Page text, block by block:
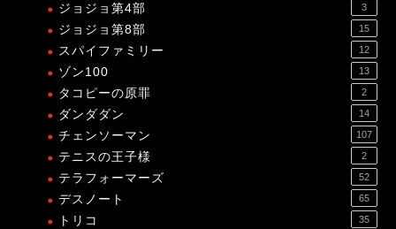
ジョジョ第4部 3
ジョジョ第8部 15
スパイファミリー 12
ゾン100 13
タコピーの原罪 2
ダンダダン 14
チェンソーマン 107
テニスの王子様 2
テラフォーマーズ 52
デスノート 65
トリコ 35